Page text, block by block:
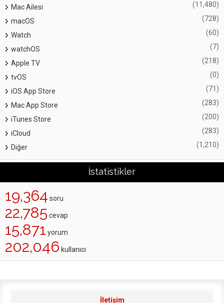
Mac Ailesi (11,480)
macOS (728)
Watch (60)
watchOS (7)
Apple TV (218)
tvOS (0)
iOS App Store (71)
Mac App Store (283)
iTunes Store (200)
iCloud (283)
Diğer (1,210)
İstatistikler
19,364 soru
22,785 cevap
15,871 yorum
202,046 kullanıcı
İletişim